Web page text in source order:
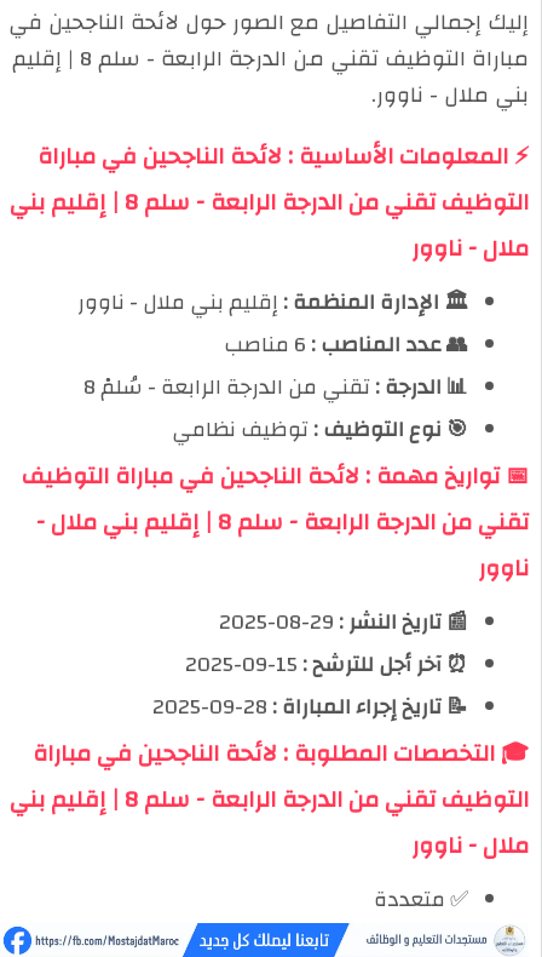
إليك إجمالي التفاصيل مع الصور حول لائحة الناجحين في
مباراة التوظيف تقني من الدرجة الرابعة - سلم 8 | إقليم
بني ملال - ناوور.
⚡ المعلومات الأساسية : لائحة الناجحين في مباراة
التوظيف تقني من الدرجة الرابعة - سلم 8 | إقليم بني
ملال - ناوور
🏛️ الإدارة المنظمة :إقليم بني ملال - ناوور
👥 عدد المناصب :6 مناصب
📊 الدرجة :تقني من الدرجة الرابعة - سُلمْ 8
🎯 نوع التوظيف :توظيف نظامي
📅 تواريخ مهمة : لائحة الناجحين في مباراة التوظيف
تقني من الدرجة الرابعة - سلم 8 | إقليم بني ملال -
ناوور
📰 تاريخ النشر :29-08-2025
⏰ آخر أجل للترشح :15-09-2025
📝 تاريخ إجراء المباراة :28-09-2025
🎓 التخصصات المطلوبة : لائحة الناجحين في مباراة
التوظيف تقني من الدرجة الرابعة - سلم 8 | إقليم بني
ملال - ناوور
✅ متعددة